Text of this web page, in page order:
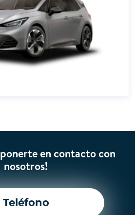
en contacto con
nosotros!
Teléfono